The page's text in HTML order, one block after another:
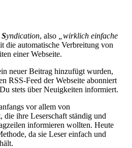
Syndication, also
„wirklich einfache
die automatische Verbreitung von
einer Webseite.
neuer Beitrag hinzufügt wurden,
RSS-Feed der Webseite abonniert
stets über Neuigkeiten informiert.
vor allem von
die ihre Leserschaft ständig und
informieren wollten. Heute
da sie Leser einfach und